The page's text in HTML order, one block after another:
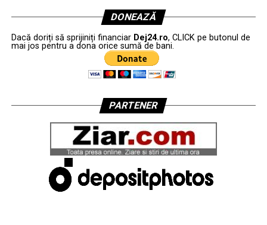
DONEAZĂ
Dacă doriți să sprijiniți financiar Dej24.ro, CLICK pe butonul de
mai jos pentru a dona orice sumă de bani.
PARTENER